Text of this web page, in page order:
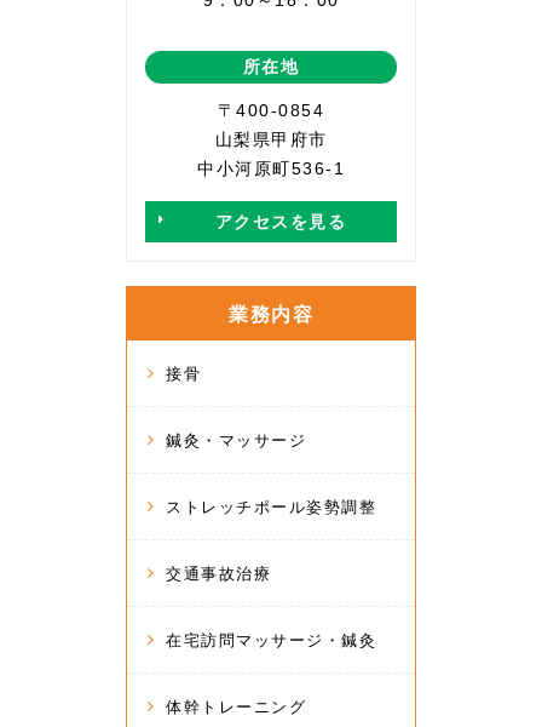
所在地
〒400-0854
山梨県甲府市
中小河原町536-1
アクセスを見る
業務内容
接骨
鍼灸・マッサージ
ストレッチポール姿勢調整
交通事故治療
在宅訪問マッサージ・鍼灸
体幹トレーニング